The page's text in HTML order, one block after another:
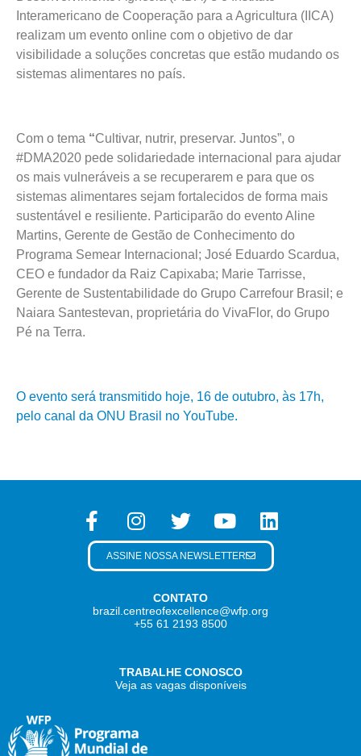
Interamericano de Cooperação para a Agricultura (IICA)
realizam um evento online com o objetivo de dar
visibilidade a soluções concretas que estão mudando os
sistemas alimentares no país.
Com o tema “Cultivar, nutrir, preservar. Juntos”, o
#DMA2020 pede solidariedade internacional para ajudar
os mais vulneráveis a se recuperarem e para que os
sistemas alimentares sejam fortalecidos de forma mais
sustentável e resiliente. Participarão do evento Aline
Martins, Gerente de Gestão de Conhecimento do
Programa Semear Internacional; José Eduardo Scardua,
CEO e fundador da Raiz Capixaba; Marie Tarrisse,
Gerente de Sustentabilidade do Grupo Carrefour Brasil; e
Naiara Santestevan, proprietária do VivaFlor, do Grupo
Pé na Terra.
O evento será transmitido hoje, 16 de outubro, às 17h,
pelo canal da ONU Brasil no YouTube.
CONTATO
brazil.centreofexcellence@wfp.org
+55 61 2193 8500
TRABALHE CONOSCO
Veja as vagas disponíveis
ASSINE NOSSA NEWSLETTER